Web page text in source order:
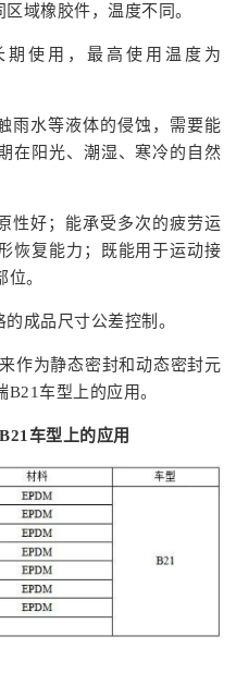
域橡胶件，温度不同。
使用，最高使用温度为
雨水等液体的侵蚀，需要能
在阳光、潮湿、寒冷的自然
性好；能承受多次的疲劳运
恢复能力；既能用于运动接
。
成品尺寸公差控制。
作为静态密封和动态密封元
车型上的应用。
B21车型上的应用